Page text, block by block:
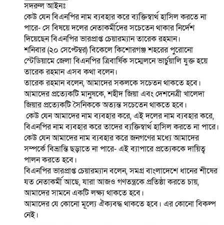
সদরুল আইনঃ
কেউ যেন বিএনপির নাম ব্যবহার করে ব্যক্তিস্বার্থ হাসিল করতে না
পারে- সে বিষয়ে দলের নেতাকর্মীদের সচেতেন থাকার নির্দেশ
দিয়েছেন বিএনপির ভারপ্রাপ্ত চেয়ারম্যান তারেক রহমান।
শনিবার (২০ সেপ্টেম্বর) বিকেলে কিশোরগঞ্জ শহরের পুরোনো
স্টেডিয়ামে জেলা বিএনপির ত্রিবার্ষিক সম্মেলনে ভার্চুয়ালি যুক্ত হয়ে
তারেক রহমান এসব কথা বলেন।
তারেক রহমান বলেন, আমাদের সকলকে সচেতন থাকতে হবে।
আমাদের প্রত্যেকটি মানুষকে, শহীদ জিয়া এবং দেশনেত্রী খালেদা
জিয়ার প্রত্যেকটি সৈনিককে অত্যন্ত সচেতেন থাকতে হবে।
কেউ যেন আমাদের নাম ব্যবহার করে, এই দলের নাম ব্যবহার করে,
বিএনপির নাম ব্যবহার করে তাদের ব্যক্তিস্বার্থ হাসিল করতে না পারে।
কেউ যেন আমাদের নাম ব্যবহার করে জনগণের মধ্যে আমাদের
সম্পর্কে বিভ্রান্তি ছড়াতে না পারে- এই ব্যাপারে প্রত্যেককে দায়িত্ব
পালন করতে হবে।
বিএনপির ভারপ্রাপ্ত চেয়ারম্যান বলেন, সমগ্র বাংলাদেশে ধানের শীষের
যত নেতাকর্মী আছে, যারা আজও গণতন্ত্রকে প্রতিষ্ঠা করতে চায়,
আমাদের সামনে একটি লক্ষ্য থাকতে হবে।
আমাদের যে কোনো মূল্যে ঐক্যবদ্ধ থাকতে হবে। এর কোনো বিকল্প
নেই।